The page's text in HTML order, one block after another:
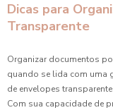
Dicas para
Transparente
Organizar documentos
quando se lida com uma
de envelopes
Com sua capacidade de